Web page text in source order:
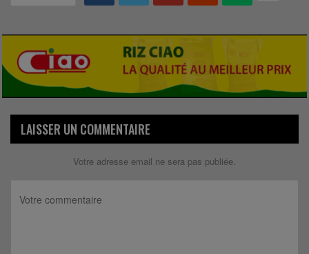
LAISSER UN COMMENTAIRE
Votre adresse email ne sera pas publiée.